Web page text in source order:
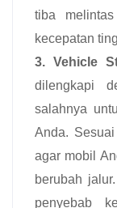
tiba
kecepatan
3. Vehicle
dilengkapi
salahnya
Anda.
agar mobil
berubah
penyebab